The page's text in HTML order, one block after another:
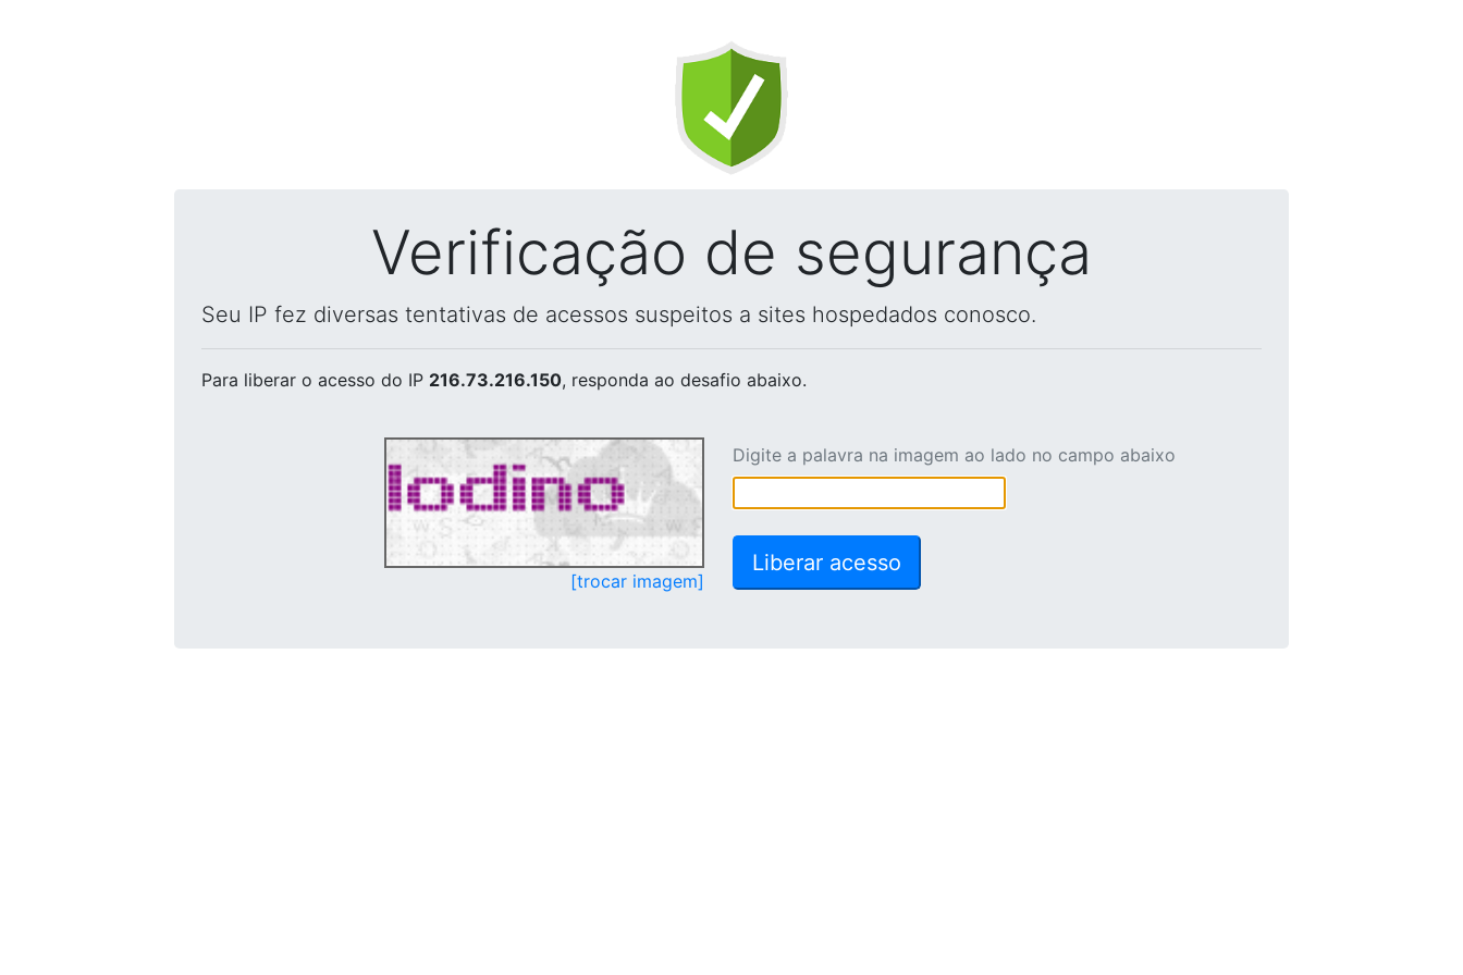
Verificação de segurança
Seu IP fez diversas tentativas de acessos suspeitos a sites hospedados conosco.
Para liberar o acesso do IP 216.73.216.150, responda ao desafio abaixo.
[trocar imagem]
Digite a palavra na imagem ao lado no campo abaixo